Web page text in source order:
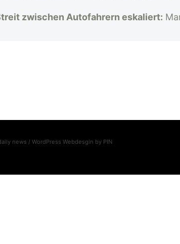
zwischen Autofahrern eskaliert:
news / WordPress Webdesgin by PIN